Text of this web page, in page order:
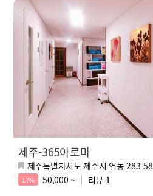
제주-365아로마
제주특별자치도 제주시 연동 283-58
17% 50,000 ~ 리뷰 1